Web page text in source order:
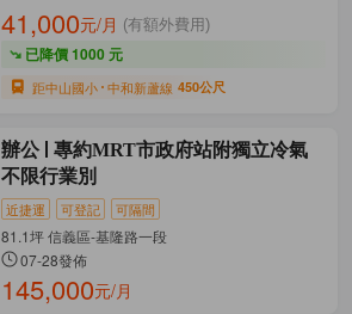
41,000元/月 (有額外費用)
已降價 1000 元
距中山國小 中和新蘆線 450公尺
辦公
專約MRT市政府站附獨立冷氣
不限行業別
近捷運 可登記 可隔間
81.1坪 信義區-基隆路一段
07-28發佈
145,000元/月